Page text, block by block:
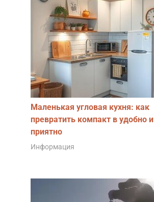
Маленькая угловая кухня: как
превратить компакт в удобно и
приятно
Информация